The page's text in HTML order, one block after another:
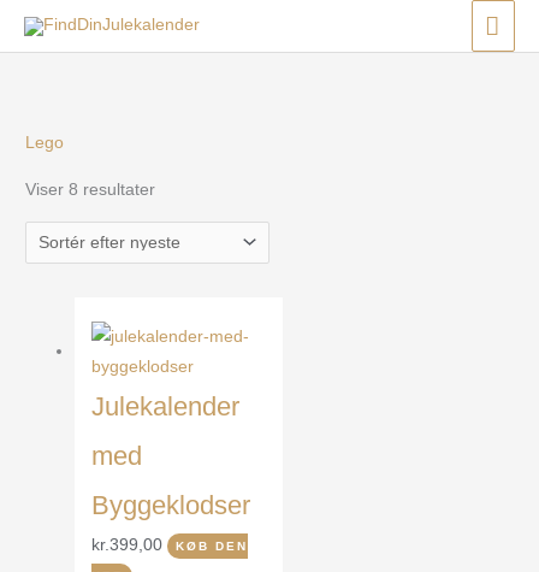
Lego
Viser 8 resultater
Julekalender
med
Byggeklodser
kr.399,00 KØB DEN
Menu
Menu
Menu